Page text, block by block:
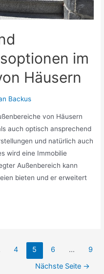
im
Häusern
Backus
von Häusern
auch optisch ansprechend
und natürlich auch
wird eine Immobilie
Außenbereich kann
bieten und er erweitert
4 5 6 …
9
Nächste Seite →